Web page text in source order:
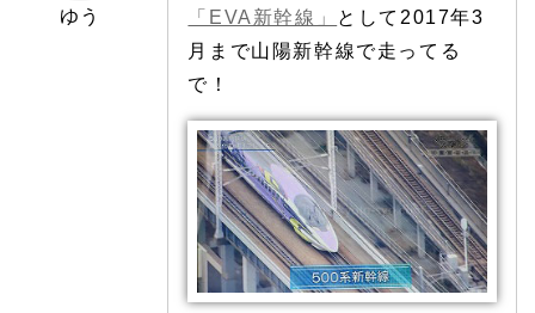
ゆう
「EVA新幹線」
として2017年3
月まで山陽新幹線で走ってる
で！